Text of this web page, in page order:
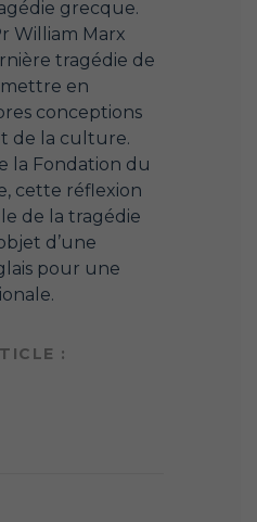
grecque.
William Marx
tragédie de
en
conceptions
de la culture.
la Fondation du
cette réflexion
de la tragédie
d’une
pour une
: